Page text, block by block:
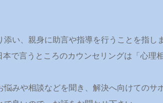
い、親身に助言や指導を行うことを指し
で言うところのカウンセリングは「心理
みや相談などを聞き、解決へ向けてのサ